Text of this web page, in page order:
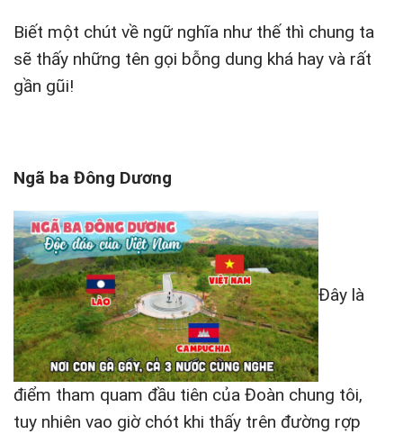
Biết một chút về ngữ nghĩa như thế thì chung ta
sẽ thấy những tên gọi bỗng dung khá hay và rất
gần gũi!
Ngã ba Đông Dương
Đây là
điểm tham quam đầu tiên của Đoàn chung tôi,
tuy nhiên vao giờ chót khi thấy trên đường rợp